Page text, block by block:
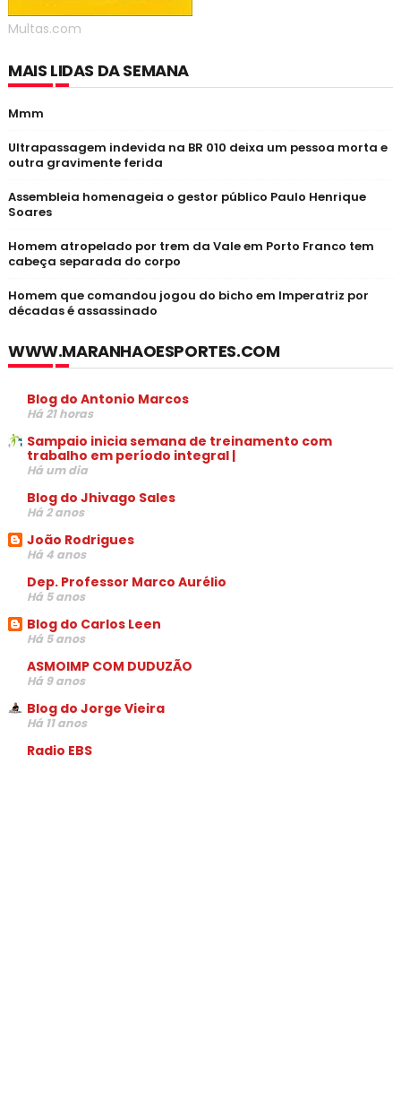
Multas.com
MAIS LIDAS DA SEMANA
Mmm
Ultrapassagem indevida na BR 010 deixa um pessoa morta e
outra gravimente ferida
Assembleia homenageia o gestor público Paulo Henrique
Soares
Homem atropelado por trem da Vale em Porto Franco tem
cabeça separada do corpo
Homem que comandou jogou do bicho em Imperatriz por
décadas é assassinado
WWW.MARANHAOESPORTES.COM
Blog do Antonio Marcos
Há 21 horas
Sampaio inicia semana de treinamento com
trabalho em período integral |
Há um dia
Blog do Jhivago Sales
Há 2 anos
João Rodrigues
Há 4 anos
Dep. Professor Marco Aurélio
Há 5 anos
Blog do Carlos Leen
Há 5 anos
ASMOIMP COM DUDUZÃO
Há 9 anos
Blog do Jorge Vieira
Há 11 anos
Radio EBS